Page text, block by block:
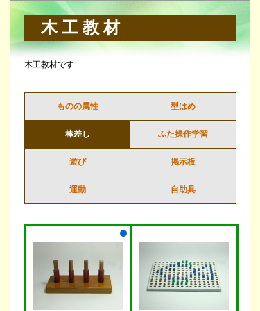
木工教材
木工教材です
ものの属性 型はめ
棒差し ふた操作学習
遊び 掲示板
運動 自助具